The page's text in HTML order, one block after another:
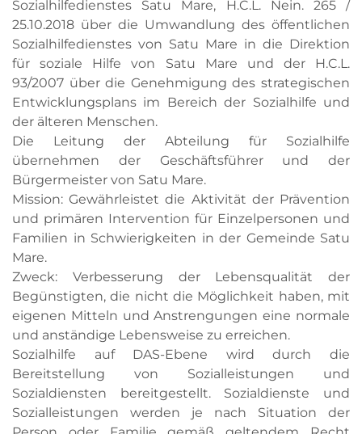
Sozialhilfedienstes Satu Mare, H.C.L. Nein. 265 /
25.10.2018 über die Umwandlung des öffentlichen
Sozialhilfedienstes von Satu Mare in die Direktion
für soziale Hilfe von Satu Mare und der H.C.L.
93/2007 über die Genehmigung des strategischen
Entwicklungsplans im Bereich der Sozialhilfe und
der älteren Menschen.
Die Leitung der Abteilung für Sozialhilfe
übernehmen der Geschäftsführer und der
Bürgermeister von Satu Mare.
Mission: Gewährleistet die Aktivität der Prävention
und primären Intervention für Einzelpersonen und
Familien in Schwierigkeiten in der Gemeinde Satu
Mare.
Zweck: Verbesserung der Lebensqualität der
Begünstigten, die nicht die Möglichkeit haben, mit
eigenen Mitteln und Anstrengungen eine normale
und anständige Lebensweise zu erreichen.
Sozialhilfe auf DAS-Ebene wird durch die
Bereitstellung von Sozialleistungen und
Sozialdiensten bereitgestellt. Sozialdienste und
Sozialleistungen werden je nach Situation der